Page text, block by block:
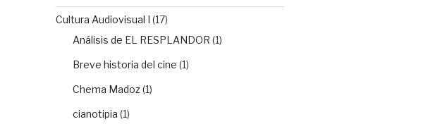
Cultura Audiovisual I (17)
Análisis de EL RESPLANDOR (1)
Breve historia del cine (1)
Chema Madoz(1)
cianotipia (1)